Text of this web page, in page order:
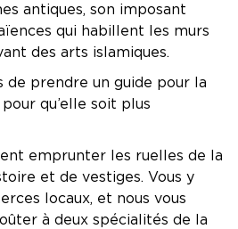
antiques, son imposant
qui habillent les murs
des arts islamiques.
de prendre un guide pour la
qu’elle soit plus
emprunter les ruelles de la
et de vestiges. Vous y
locaux, et nous vous
à deux spécialités de la